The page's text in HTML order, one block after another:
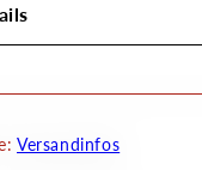
Versandinfos